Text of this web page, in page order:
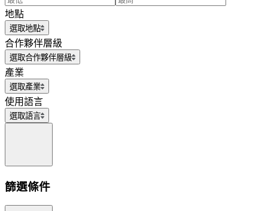
地點
選取地點
合作夥伴層級
選取合作夥伴層級
產業
選取產業
使用語言
選取語言
篩選條件